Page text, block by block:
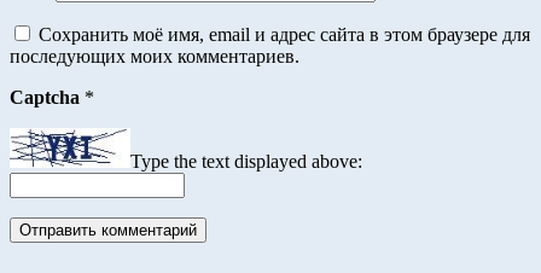
Сохранить моё имя, email и адрес сайта в этом браузере для
последующих моих комментариев.
Captcha *
Type the text displayed above: